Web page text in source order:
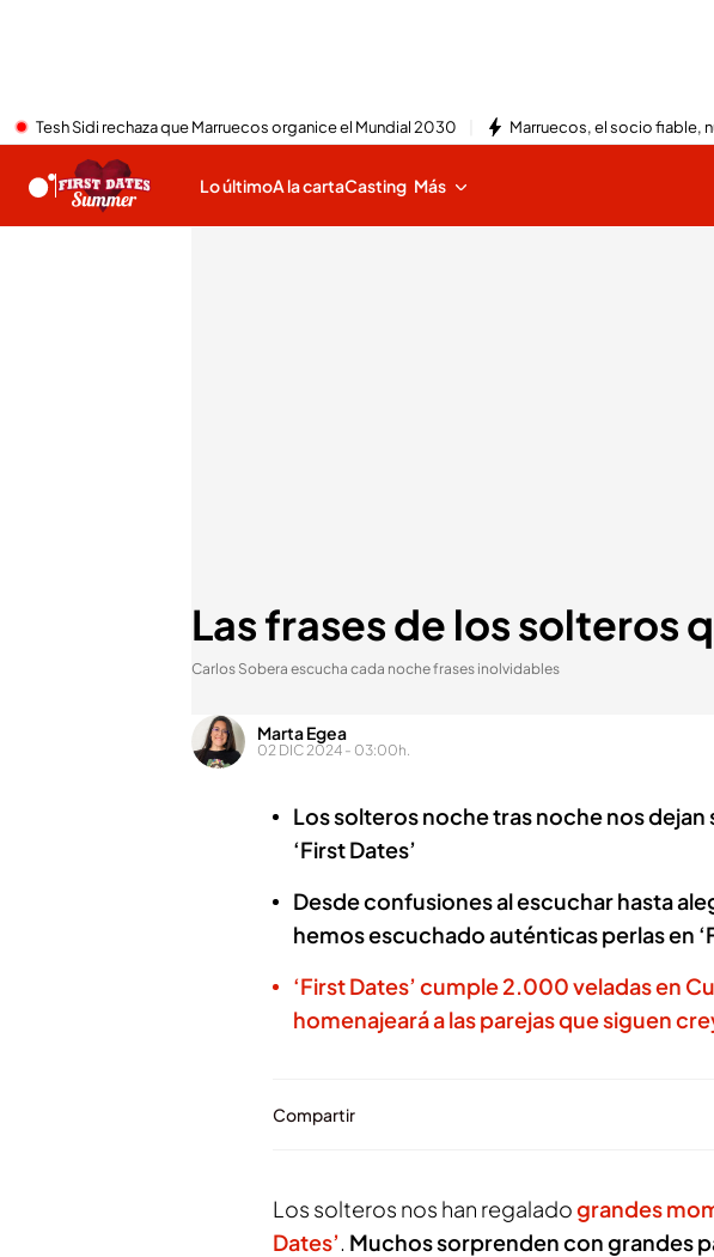
Tesh Sidi rechaza que Marruecos organice el Mundial 2030 Marruecos, el socio fiable,
Lo últimoA la cartaCasting Más
Las frases de los solteros
Carlos Sobera escucha cada noche frases inolvidables
Marta Egea
02 DIC 2024 - 03:00h.
Los solteros noche tras noche nos dejan
‘First Dates’
Desde confusiones al escuchar hasta
hemos escuchado auténticas perlas en
‘First Dates’ cumple 2.000 veladas en
homenajeará a las parejas que siguen
Compartir
Los solteros nos han regaladograndes
Dates’. Muchos sorprenden con grandes